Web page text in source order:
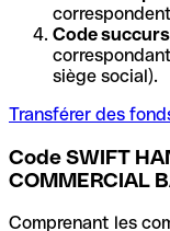
Code
siège social).
Transférer des
Code SWIFT
COMMERCIAL
Comprenant les